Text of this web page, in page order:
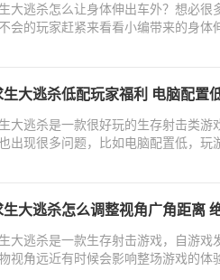
大逃杀怎么让身体伸出车外？想必
会的玩家赶紧来看看小编带来的身体
生大逃杀低配玩家福利 电脑配置
大逃杀是一款很好玩的生存射击类
出现很多问题，比如电脑配置低，
生大逃杀怎么调整视角广角距离
大逃杀是一款生存射击游戏，自游
视角远近有时候会影响整场游戏的